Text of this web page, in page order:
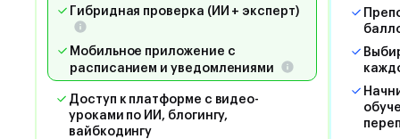
Гибридная проверка (ИИ + эксперт)
Мобильное приложение с
расписанием и уведомлениями
Доступ к платформе с видео-
уроками по ИИ, блогингу,
вайбкодингу